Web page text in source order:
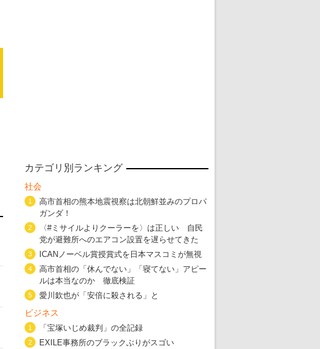
カテゴリ別ランキング
社会
1
高市首相の熊本地震視察は北朝鮮並みのプロパ
ガンダ！
2
〈#ミサイルよりクーラーを〉は正しい 自民
党が避難所へのエアコン設置を遅らせてきた
3 ICANノーベル賞授賞式を日本マスコミが無視
4
高市首相の「休んでない」「寝てない」アピー
ルは本当なのか 徹底検証
5 愛川欽也が「安倍に殺される」と
ビジネス
1 「宝塚いじめ裁判」の全記録
2 EXILE事務所のブラックぶりがスゴい